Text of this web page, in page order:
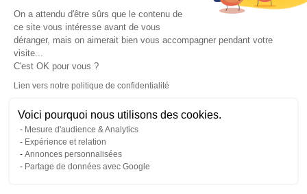
On a attendu d'être sûrs que le contenu de
ce site vous intéresse avant de vous
déranger, mais on aimerait bien vous accompagner pendant votre
visite...
C'est OK pour vous ?
Lien vers notre politique de confidentialité
Voici pourquoi nous utilisons des cookies.
Mesure d'audience & Analytics
Expérience et relation
Annonces personnalisées
Partage de données avec Google
© Pier Import
Mentions legales· Credits·Plan du site